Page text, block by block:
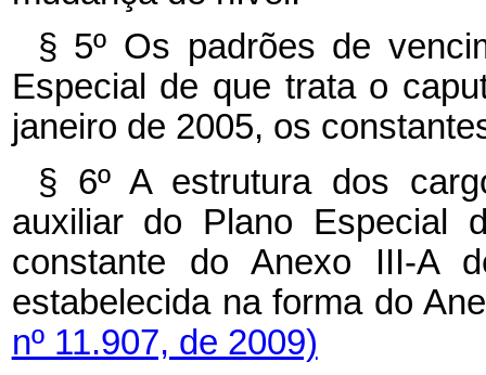
§ 5º Os padrões de
Especial de que trata o
janeiro de 2005, os
§ 6º A estrutura dos
auxiliar do Plano
constante do Anexo III-A
estabelecida na forma do
nº 11.907, de 2009)